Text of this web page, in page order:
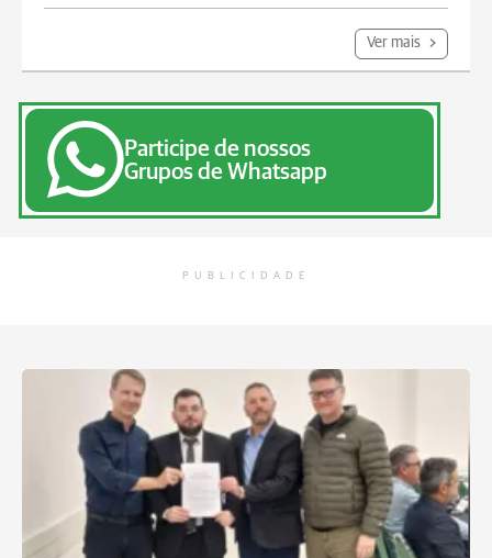
Ver mais
Participe de nossos
Grupos de Whatsapp
PUBLICIDADE